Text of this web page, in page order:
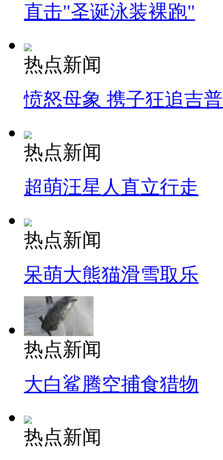
直击"圣诞泳装裸跑"
热点新闻
愤怒母象 携子狂追吉
热点新闻
超萌汪星人直立行走
热点新闻
呆萌大熊猫滑雪取乐
热点新闻
大白鲨腾空捕食猎物
热点新闻